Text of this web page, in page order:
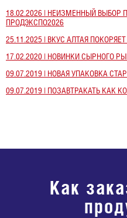
18.02.2026 | НЕИЗМЕННЫЙ ВЫБОР
ПРОДЭКСПО2026
25.11.2025 | ВКУС АЛТАЯ
17.02.2020 | НОВИНКИ СЫРНОГО
09.07.2019 | НОВАЯ УПАКОВКА
09.07.2019 | ПОЗАВТРАКАТЬ КАК
Как